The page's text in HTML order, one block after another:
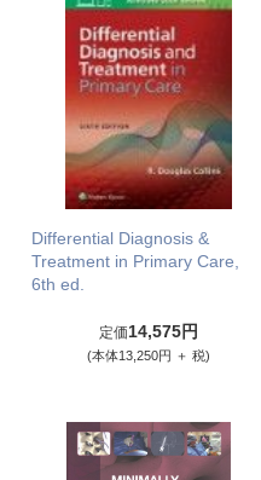
Differential Diagnosis &
Treatment in Primary Care,
6th ed.
定価14,575円
(本体13,250円 ＋ 税)